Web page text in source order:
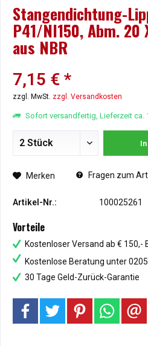
Stangendichtung-
P41/NI150, Abm. 20
aus NBR
7,15 € *
zzgl. MwSt. zzgl. Versandkosten
Sofort versandfertig, Lieferzeit ca.
Merken Fragen zum
Artikel-Nr.: 100025261
Vorteile
Kostenloser Versand ab € 150,-
Kostenlose Beratung unter
30 Tage Geld-Zurück-Garantie